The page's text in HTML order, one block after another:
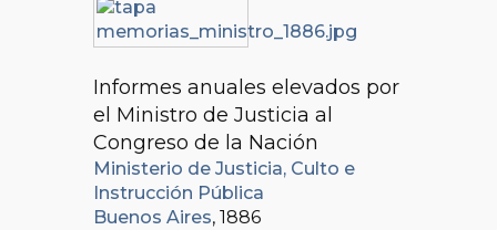
Informes anuales elevados por
el Ministro de Justicia al
Congreso de la Nación
Ministerio de Justicia, Culto e
Instrucción Pública
Buenos Aires, 1886